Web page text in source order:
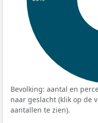
Bevolking: aantal en
naar geslacht (klik op de
aantallen te zien).